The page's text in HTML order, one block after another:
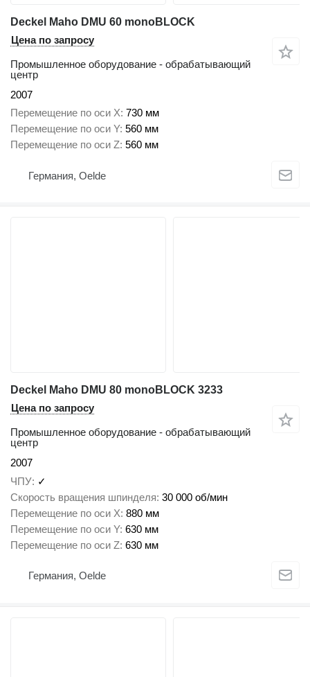
Deckel Maho DMU 60 monoBLOCK
Цена по запросу
Промышленное оборудование - обрабатывающий
центр
2007
Перемещение по оси X 730 мм
Перемещение по оси Y 560 мм
Перемещение по оси Z 560 мм
Германия, Oelde
Deckel Maho DMU 80 monoBLOCK 3233
Цена по запросу
Промышленное оборудование - обрабатывающий
центр
2007
ЧПУ ✓
Скорость вращения шпинделя 30 000 об/мин
Перемещение по оси X 880 мм
Перемещение по оси Y 630 мм
Перемещение по оси Z 630 мм
Германия, Oelde